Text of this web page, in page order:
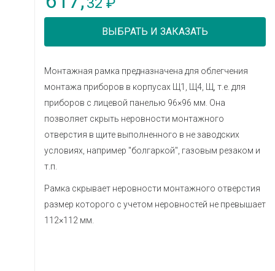
₽
ВЫБРАТЬ И ЗАКАЗАТЬ
Монтажная рамка предназначена для облегчения
монтажа приборов в корпусах Щ1, Щ4, Щ, т.е. для
приборов с лицевой панелью 96×96 мм. Она
позволяет скрыть неровности монтажного
отверстия в щите выполненного в не заводских
условиях, например "болгаркой", газовым резаком и
т.п.
Рамка скрывает неровности монтажного отверстия
размер которого с учетом неровностей не превышает
112×112 мм.